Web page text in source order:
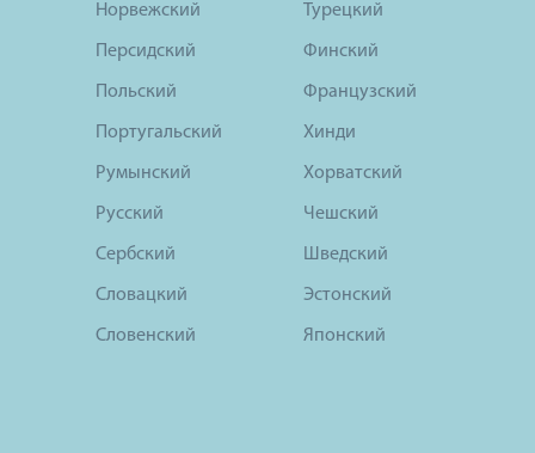
Норвежский
Персидский
Польский
Португальский
Румынский
Русский
Сербский
Словацкий
Словенский
Турецкий
Финский
Французский
Хинди
Хорватский
Чешский
Шведский
Эстонский
Японский